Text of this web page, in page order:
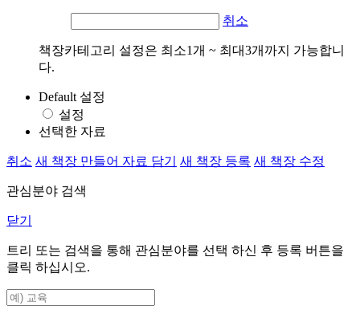
취소
책장카테고리 설정은 최소1개 ~ 최대3개까지 가능합니
다.
Default 설정
설정
선택한 자료
취소 새 책장 만들어 자료 담기 새 책장 등록 새 책장 수정
관심분야 검색
닫기
트리 또는 검색을 통해 관심분야를 선택 하신 후 등록 버튼을
클릭 하십시오.